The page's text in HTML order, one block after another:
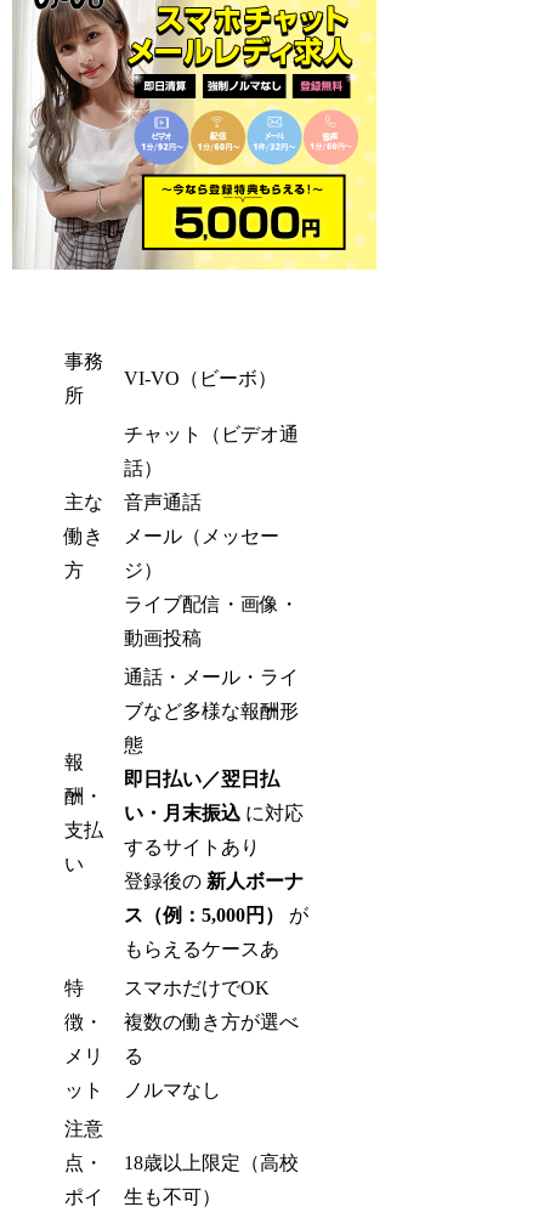
事務
所
VI-VO（ビーボ）
主な
働き
方
チャット（ビデオ通
話）
音声通話
メール（メッセー
ジ）
ライブ配信・画像・
動画投稿
報
酬・
支払
い
通話・メール・ライ
ブなど多様な報酬形
態
即日払い／翌日払
い・月末振込 に対応
するサイトあり
登録後の 新人ボーナ
ス（例：5,000円）
が
もらえるケースあ
特
徴・
メリ
ット
スマホだけでOK
複数の働き方が選べ
る
ノルマなし
注意
点・
ポイ
18歳以上限定（高校
生も不可）